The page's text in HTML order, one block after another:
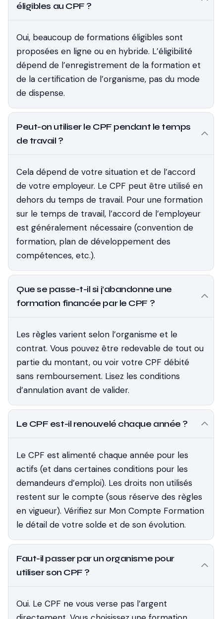
éligibles au CPF ?
Oui, beaucoup de formations éligibles sont
proposées en ligne ou en hybride. L’éligibilité
dépend de l’enregistrement de la formation et
de la certification de l’organisme, pas du mode
de dispense.
Peut-on utiliser le CPF pendant le temps
de travail ?
Cela dépend de votre situation et de l’accord
de votre employeur. Le CPF peut être utilisé en
dehors du temps de travail. Pour une formation
sur le temps de travail, l’accord de l’employeur
est généralement nécessaire (convention de
formation, plan de développement des
compétences, etc.).
Que se passe-t-il si j’abandonne une
formation financée par le CPF ?
Les règles varient selon l’organisme et le
contrat. Vous pouvez être redevable de tout ou
partie du montant, ou voir votre CPF débité
sans remboursement. Lisez les conditions
d’annulation avant de valider.
Le CPF est-il renouvelé chaque année ?
Le CPF est alimenté chaque année pour les
actifs (et dans certaines conditions pour les
demandeurs d’emploi). Les droits non utilisés
restent sur le compte (sous réserve des règles
en vigueur). Vérifiez sur Mon Compte Formation
le détail de votre solde et de son évolution.
Faut-il passer par un organisme pour
utiliser son CPF ?
Oui. Le CPF ne vous verse pas l’argent